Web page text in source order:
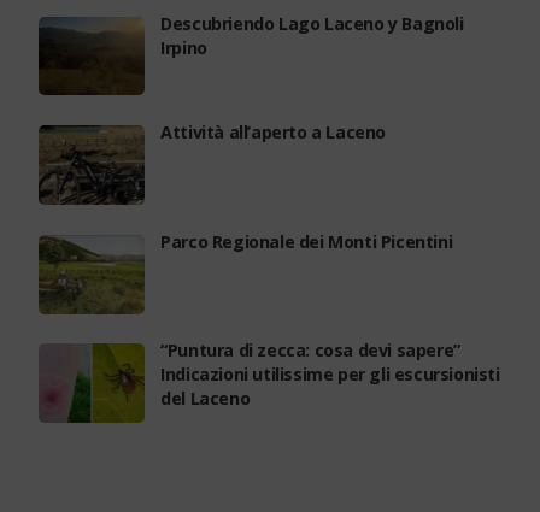
Descubriendo Lago Laceno y Bagnoli
Irpino
Attività all’aperto a Laceno
Parco Regionale dei Monti Picentini
“Puntura di zecca: cosa devi sapere”
Indicazioni utilissime per gli escursionisti
del Laceno